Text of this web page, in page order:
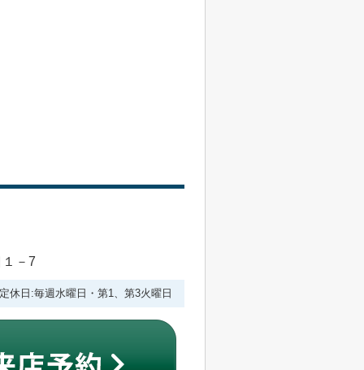
－7
休日:毎週水曜日・第1、第3火曜日